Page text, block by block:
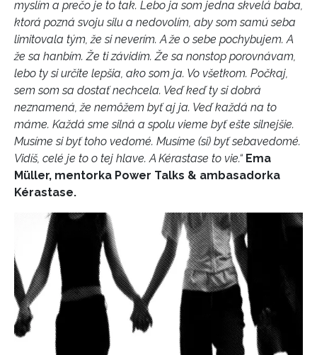
REDAKCE
myslím a prečo je to tak. Lebo ja som jedna skvelá baba,
ktorá pozná svoju silu a nedovolím, aby som samú seba
limitovala tým, že si neverím. A že o sebe pochybujem. A
že sa hanbím. Že ti závidím. Že sa nonstop porovnávam,
lebo ty si určite lepšia, ako som ja. Vo všetkom. Počkaj,
sem som sa dostať nechcela. Veď keď ty si dobrá
neznamená, že nemôžem byť aj ja. Veď každá na to
máme. Každá sme silná a spolu vieme byť ešte silnejšie.
Musíme si byť toho vedomé. Musíme (si) byť sebavedomé.
Vidíš, celé je to o tej hlave. A Kérastase to vie.“ Ema
Müller, mentorka Power Talks & ambasadorka
Kérastase.